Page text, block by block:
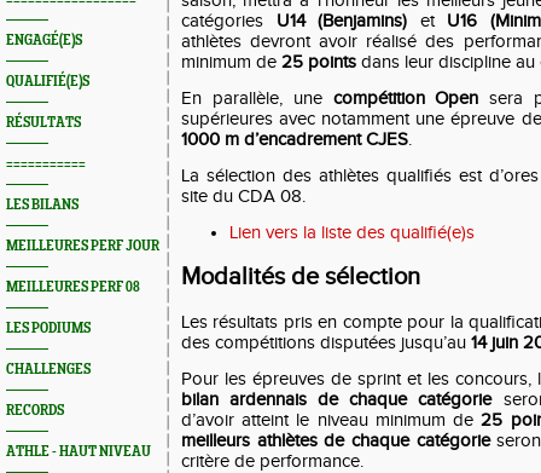
ENGAGÉ(E)S
QUALIFIÉ(E)S
RÉSULTATS
===========
LES BILANS
MEILLEURES PERF JOUR
MEILLEURES PERF 08
LES PODIUMS
CHALLENGES
RECORDS
ATHLE - HAUT NIVEAU
catégories U14 (Benjamins) et U16
athlètes devront avoir réalisé des
minimum de 25 points dans leur discipline
En parallèle, une compétition Open sera
supérieures avec notamment une épreuve
1000 m d’encadrement CJES.
La sélection des athlètes qualifiés est
site du CDA 08.
Lien vers la liste des qualifié(e)s
Modalités de sélection
Les résultats pris en compte pour la
des compétitions disputées jusqu’au 14 juin
Pour les épreuves de sprint et les concours,
bilan ardennais de chaque catégorie
d’avoir atteint le niveau minimum de25
meilleurs athlètes de chaque catégorie
critère de performance.